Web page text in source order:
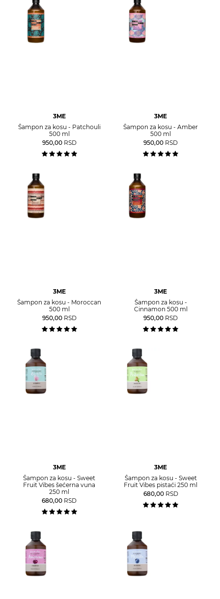
3ME
Šampon za kosu - Patchouli
500 ml
950,00 RSD
3ME
Šampon za kosu - Amber
500 ml
950,00 RSD
3ME
Šampon za kosu - Moroccan
500 ml
950,00 RSD
3ME
Šampon za kosu -
Cinnamon 500 ml
950,00 RSD
3ME
Šampon za kosu - Sweet
Fruit Vibes šećerna vuna
250 ml
680,00 RSD
3ME
Šampon za kosu - Sweet
Fruit Vibes pistaći 250 ml
680,00 RSD